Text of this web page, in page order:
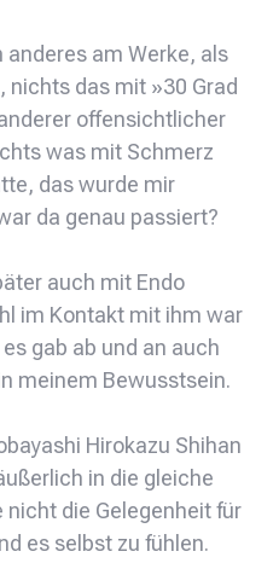
am Werke, als
nichts das mit »30 Grad
offensichtlicher
was mit Schmerz
das wurde mir
da genau passiert?
auch mit Endo
im Kontakt mit ihm war
gab ab und an auch
meinem Bewusstsein.
Hirokazu Shihan
in die gleiche
die Gelegenheit für
es selbst zu fühlen.